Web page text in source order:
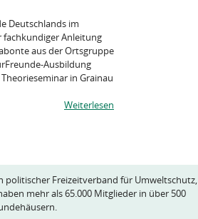
Deutschlands im
fachkundiger Anleitung
aus der Ortsgruppe
Ausbildung
in Grainau
Weiterlesen
politischer Freizeitverband für Umweltschutz,
mehr als 65.000 Mitglieder in über 500